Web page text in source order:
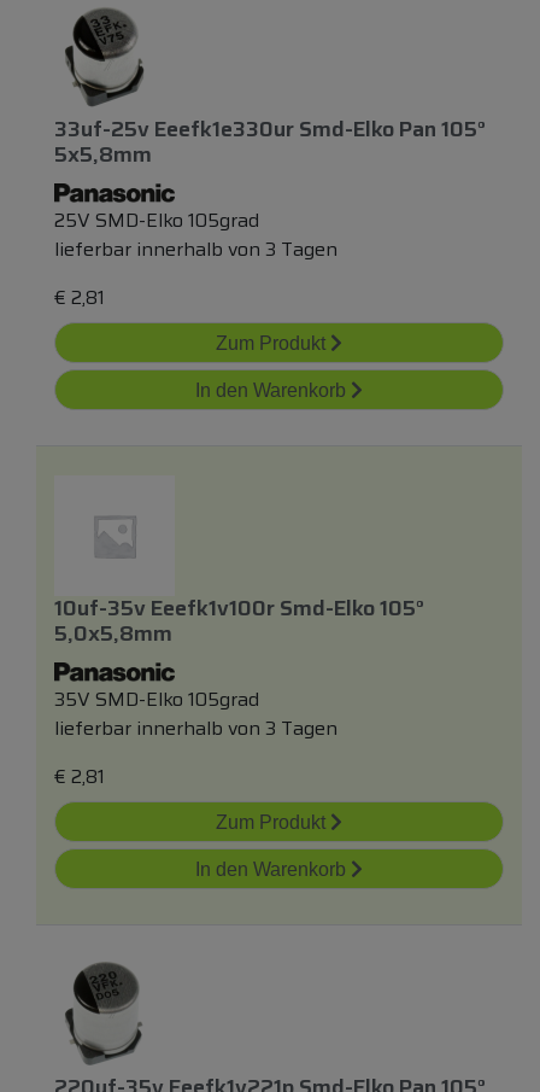
33uf-25v Eeefk1e330ur Smd-Elko Pan 105°
5x5,8mm
25V SMD-Elko 105grad
lieferbar innerhalb von 3 Tagen
€ 2,81
Zum Produkt
In den Warenkorb
10uf-35v Eeefk1v100r Smd-Elko 105°
5,0x5,8mm
35V SMD-Elko 105grad
lieferbar innerhalb von 3 Tagen
€ 2,81
Zum Produkt
In den Warenkorb